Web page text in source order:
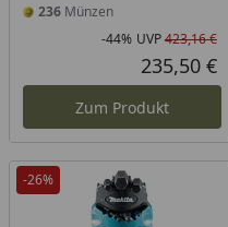
236 Münzen
-44% UVP423,16 €
235,50 €
Zum Produkt
-26%